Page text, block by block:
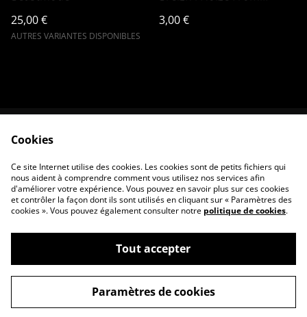
25,00 €
AUTRES VARIANTES DISPONIBLES
3,00 €
Politique de
confidentialité
Politique de cookies
©2026HARD BREIZH
powered by
Cookies
Ce site Internet utilise des cookies. Les cookies sont de petits fichiers qui
nous aident à comprendre comment vous utilisez nos services afin
d'améliorer votre expérience. Vous pouvez en savoir plus sur ces cookies
et contrôler la façon dont ils sont utilisés en cliquant sur « Paramètres des
cookies ». Vous pouvez également consulter notre politique de cookies.
Tout accepter
Paramètres de cookies